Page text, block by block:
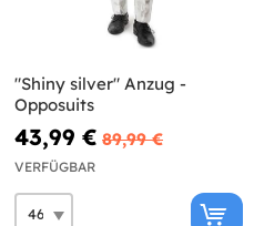
"Shiny silver" Anzug -
Opposuits
43,99 € 89,99 €
VERFÜGBAR